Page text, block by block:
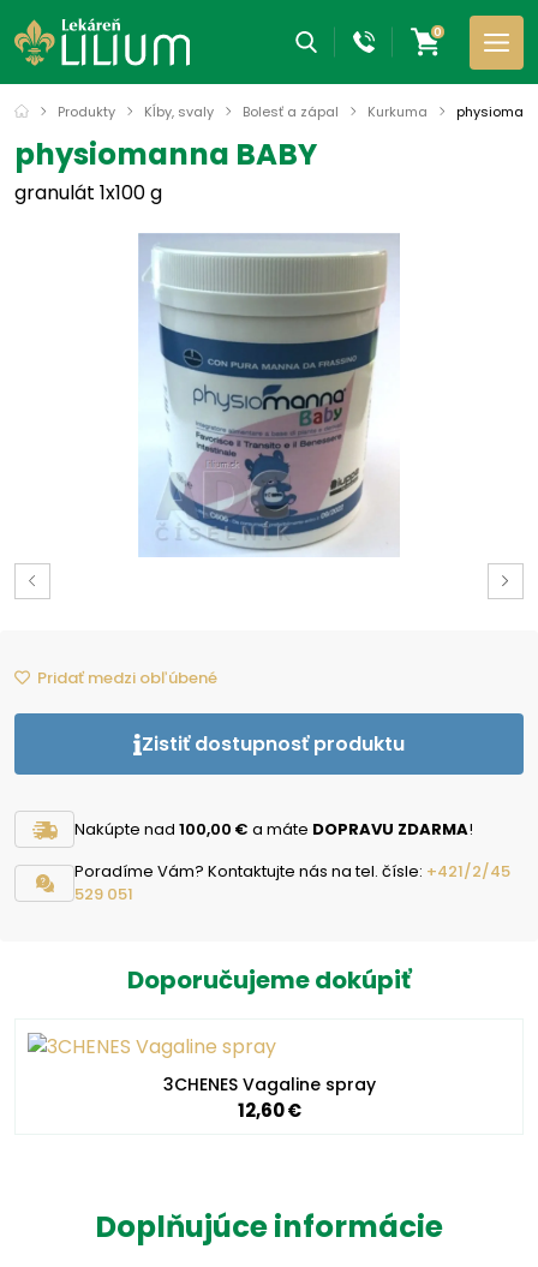
0
Produkty Kĺby, svaly Bolesť a zápal Kurkuma
physiomanna BABY
granulát 1x100 g
Pridať medzi obľúbené
Zistiť dostupnosť produktu
Nakúpte nad 100,00 € a máte DOPRAVU ZDARMA!
Poradíme Vám? Kontaktujte nás na tel. čísle: +421/2/45
529 051
Doporučujeme dokúpiť
3CHENES Vagaline spray
12,60 €
Doplňujúce informácie